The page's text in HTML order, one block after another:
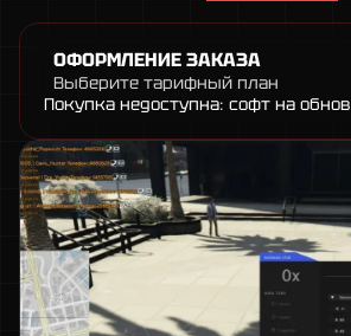
ОФОРМЛЕНИЕ ЗАКАЗА
Выберите тарифный план
Покупка недоступна: софт на